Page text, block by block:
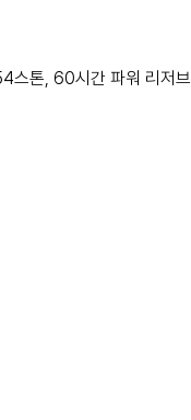
톤, 60시간 파워 리저브